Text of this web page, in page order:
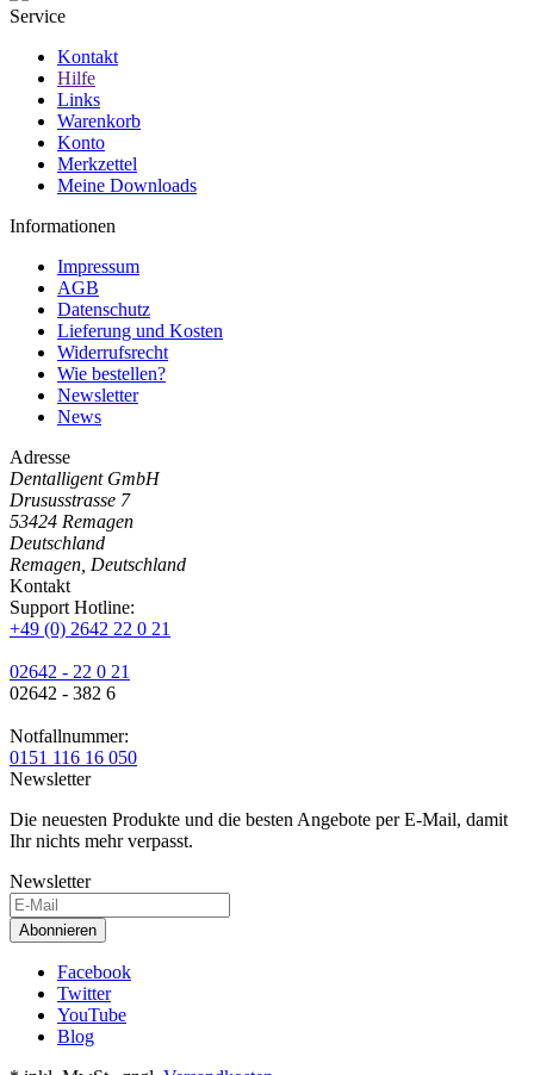
Service
Kontakt
Hilfe
Links
Warenkorb
Konto
Merkzettel
Meine Downloads
Informationen
Impressum
AGB
Datenschutz
Lieferung und Kosten
Widerrufsrecht
Wie bestellen?
Newsletter
News
Adresse
Dentalligent GmbH
Drususstrasse 7
53424 Remagen
Deutschland
Remagen, Deutschland
Kontakt
Support Hotline:
+49 (0) 2642 22 0 21
02642 - 22 0 21
02642 - 382 6
Notfallnummer:
0151 116 16 050
Newsletter
Die neuesten Produkte und die besten Angebote per E-Mail, damit
Ihr nichts mehr verpasst.
Newsletter
Abonnieren
Facebook
Twitter
YouTube
Blog